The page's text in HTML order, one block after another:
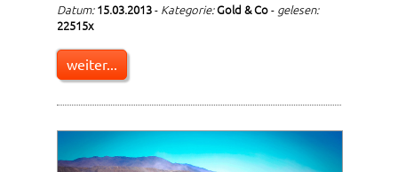
Datum: 15.03.2013- Kategorie:Gold & Co- gelesen:
22515x
weiter...